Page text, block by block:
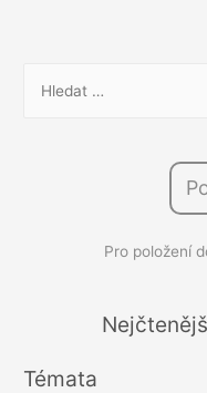
výsledky:
í
Pro položení
Témata